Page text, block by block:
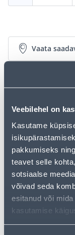
Veebilehel on
Kasutame
pakkumiseks
teavet selle
sotsiaalse
võivad seda
esitanud või
kasutamise
Vaata
• 14-päevane
Järelmaksu
Sissemakse